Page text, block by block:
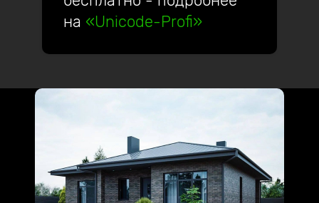
на «Unicode-Profi»